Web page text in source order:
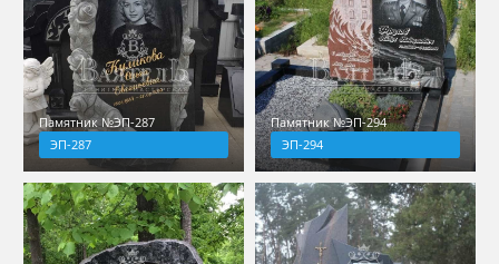
Памятник №ЭП-287
ЭП-287
Памятник №ЭП-294
ЭП-294